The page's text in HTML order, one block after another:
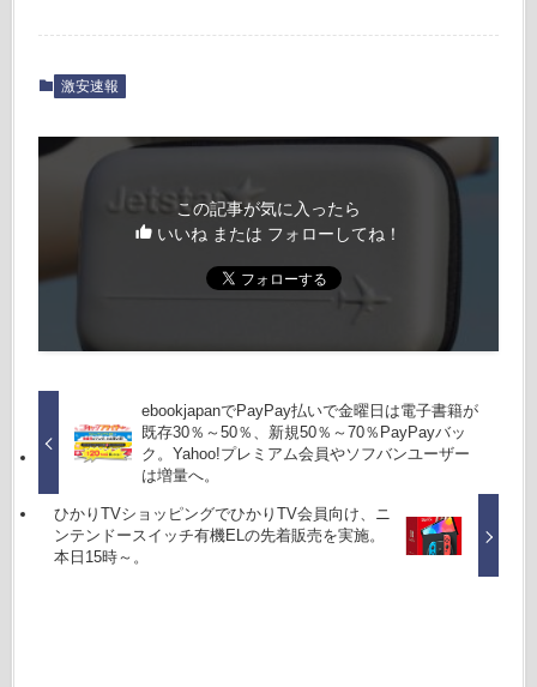
激安速報
この記事が気に入ったら
いいね または フォローしてね！
ebookjapanでPayPay払いで金曜日は電子書籍が
既存30％～50％、新規50％～70％PayPayバッ
ク。Yahoo!プレミアム会員やソフバンユーザー
は増量へ。
ひかりTVショッピングでひかりTV会員向け、ニ
ンテンドースイッチ有機ELの先着販売を実施。
本日15時～。